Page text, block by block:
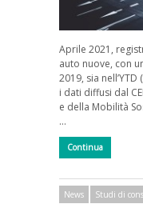
Aprile 2021,
auto nuove, con
2019, sia
i dati diffusi dal
e della Mobilità
…
Continua
News Studi di